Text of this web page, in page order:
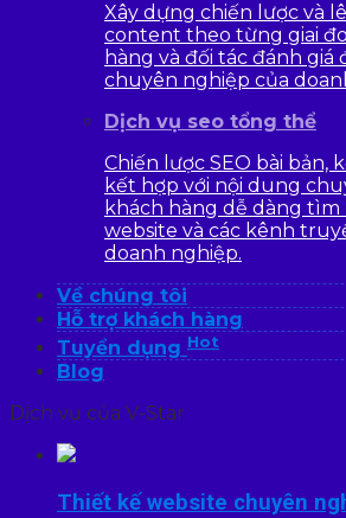
Xây dựng chiến lược và
content theo từng giai
hàng và đối tác đánh giá
chuyên nghiệp của
Dịch vụ seo tổng thể
Chiến lược SEO bài bản,
kết hợp với nội dung
khách hàng dễ dàng tìm
website và các kênh
doanh nghiệp.
Về chúng tôi
Hỗ trợ khách hàng
Tuyển dụng Hot
Blog
Dịch vụ của V-Star
Thiết kế website chuyên